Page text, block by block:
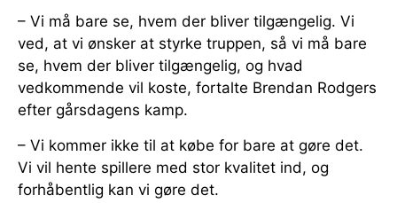
– Vi må bare se, hvem der bliver tilgængelig. Vi
ved, at vi ønsker at styrke truppen, så vi må bare
se, hvem der bliver tilgængelig, og hvad
vedkommende vil koste, fortalte Brendan Rodgers
efter gårsdagens kamp.
– Vi kommer ikke til at købe for bare at gøre det.
Vi vil hente spillere med stor kvalitet ind, og
forhåbentlig kan vi gøre det.